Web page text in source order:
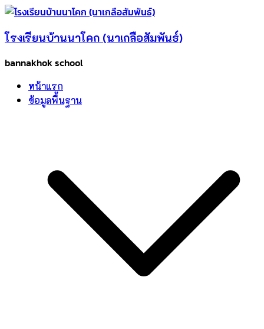
Skip
content
โรงเรียนบ้านนาโคก (นาเกลือสัมพันธ์)
bannakhok school
หน้าแรก
ข้อมูลพื้นฐาน